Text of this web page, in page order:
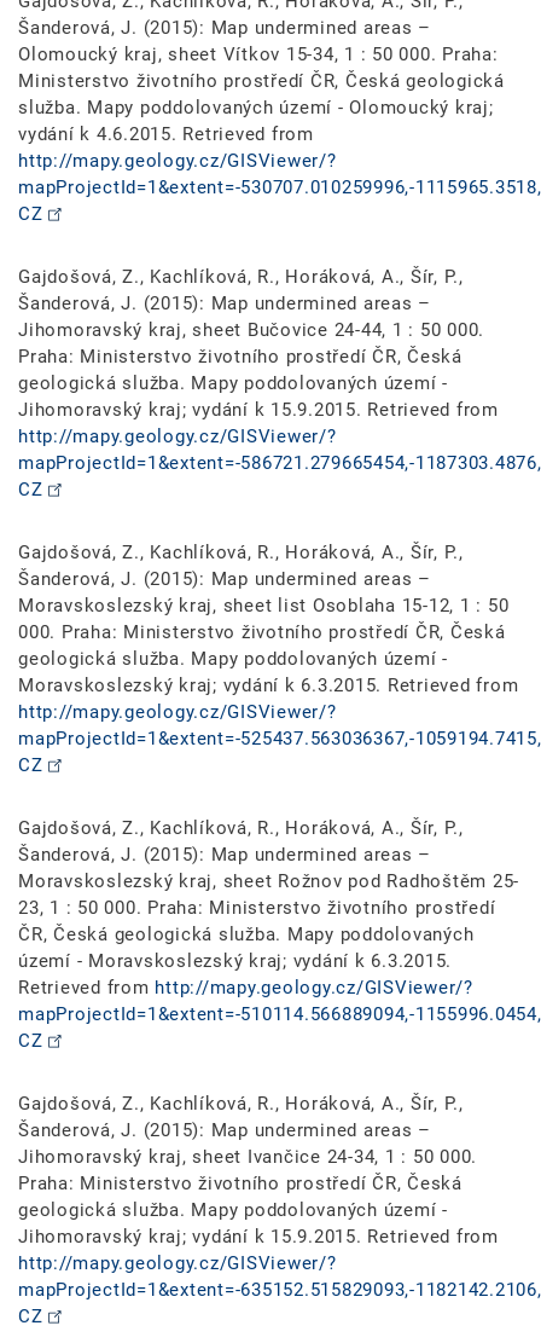
Šanderová, J. (2015): Map undermined areas –
Olomoucký kraj, sheet Vítkov 15-34, 1 : 50 000. Praha:
Ministerstvo životního prostředí ČR, Česká geologická
služba. Mapy poddolovaných území - Olomoucký kraj;
vydání k 4.6.2015. Retrieved from
http://mapy.geology.cz/GISViewer/?
mapProjectId=1&extent=-530707.010259996,-
CZ
Gajdošová, Z., Kachlíková, R., Horáková, A., Šír, P.,
Šanderová, J. (2015): Map undermined areas –
Jihomoravský kraj, sheet Bučovice 24-44, 1 : 50 000.
Praha: Ministerstvo životního prostředí ČR, Česká
geologická služba. Mapy poddolovaných území -
Jihomoravský kraj; vydání k 15.9.2015. Retrieved from
http://mapy.geology.cz/GISViewer/?
mapProjectId=1&extent=-586721.279665454,-
CZ
Gajdošová, Z., Kachlíková, R., Horáková, A., Šír, P.,
Šanderová, J. (2015): Map undermined areas –
Moravskoslezský kraj, sheet list Osoblaha 15-12, 1 : 50
000. Praha: Ministerstvo životního prostředí ČR, Česká
geologická služba. Mapy poddolovaných území -
Moravskoslezský kraj; vydání k 6.3.2015. Retrieved from
http://mapy.geology.cz/GISViewer/?
mapProjectId=1&extent=-525437.563036367,-
CZ
Gajdošová, Z., Kachlíková, R., Horáková, A., Šír, P.,
Šanderová, J. (2015): Map undermined areas –
Moravskoslezský kraj, sheet Rožnov pod Radhoštěm 25-
23, 1 : 50 000. Praha: Ministerstvo životního prostředí
ČR, Česká geologická služba. Mapy poddolovaných
území - Moravskoslezský kraj; vydání k 6.3.2015.
Retrieved from http://mapy.geology.cz/GISViewer/?
mapProjectId=1&extent=-510114.566889094,-
CZ
Gajdošová, Z., Kachlíková, R., Horáková, A., Šír, P.,
Šanderová, J. (2015): Map undermined areas –
Jihomoravský kraj, sheet Ivančice 24-34, 1 : 50 000.
Praha: Ministerstvo životního prostředí ČR, Česká
geologická služba. Mapy poddolovaných území -
Jihomoravský kraj; vydání k 15.9.2015. Retrieved from
http://mapy.geology.cz/GISViewer/?
mapProjectId=1&extent=-635152.515829093,-
CZ